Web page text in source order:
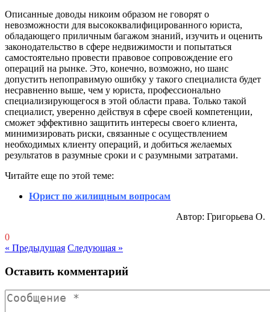
Описанные доводы никоим образом не говорят о
невозможности для высококвалифицированного юриста,
обладающего приличным багажом знаний, изучить и оценить
законодательство в сфере недвижимости и попытаться
самостоятельно провести правовое сопровождение его
операций на рынке. Это, конечно, возможно, но шанс
допустить непоправимую ошибку у такого специалиста будет
несравненно выше, чем у юриста, профессионально
специализирующегося в этой области права. Только такой
специалист, уверенно действуя в сфере своей компетенции,
сможет эффективно защитить интересы своего клиента,
минимизировать риски, связанные с осуществлением
необходимых клиенту операций, и добиться желаемых
результатов в разумные сроки и с разумными затратами.
Читайте еще по этой теме:
Юрист по жилищным вопросам
Автор: Григорьева О.
0
« Предыдущая Следующая »
Оставить комментарий